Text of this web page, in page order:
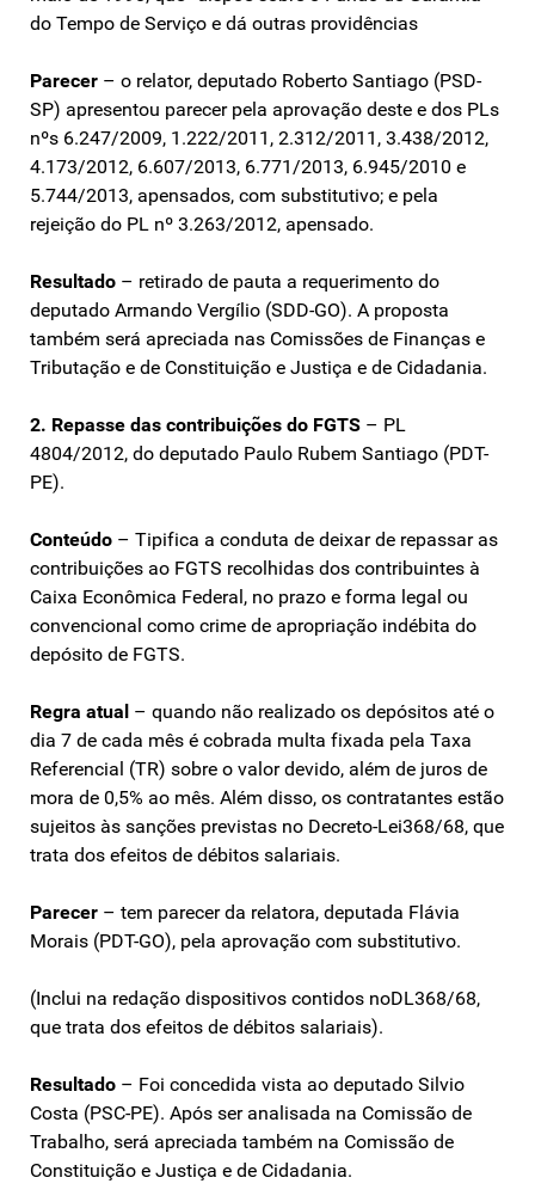
do Tempo de Serviço e dá outras providências
Parecer – o relator, deputado Roberto Santiago (PSD-
SP) apresentou parecer pela aprovação deste e dos PLs
nºs 6.247/2009, 1.222/2011, 2.312/2011, 3.438/2012,
4.173/2012, 6.607/2013, 6.771/2013, 6.945/2010 e
5.744/2013, apensados, com substitutivo; e pela
rejeição do PL nº 3.263/2012, apensado.
Resultado – retirado de pauta a requerimento do
deputado Armando Vergílio (SDD-GO). A proposta
também será apreciada nas Comissões de Finanças e
Tributação e de Constituição e Justiça e de Cidadania.
2. Repasse das contribuições do FGTS – PL
4804/2012, do deputado Paulo Rubem Santiago (PDT-
PE).
Conteúdo – Tipifica a conduta de deixar de repassar as
contribuições ao FGTS recolhidas dos contribuintes à
Caixa Econômica Federal, no prazo e forma legal ou
convencional como crime de apropriação indébita do
depósito de FGTS.
Regra atual – quando não realizado os depósitos até o
dia 7 de cada mês é cobrada multa fixada pela Taxa
Referencial (TR) sobre o valor devido, além de juros de
mora de 0,5% ao mês. Além disso, os contratantes estão
sujeitos às sanções previstas no Decreto-Lei368/68, que
trata dos efeitos de débitos salariais.
Parecer – tem parecer da relatora, deputada Flávia
Morais (PDT-GO), pela aprovação com substitutivo.
(Inclui na redação dispositivos contidos noDL368/68,
que trata dos efeitos de débitos salariais).
Resultado – Foi concedida vista ao deputado Silvio
Costa (PSC-PE). Após ser analisada na Comissão de
Trabalho, será apreciada também na Comissão de
Constituição e Justiça e de Cidadania.